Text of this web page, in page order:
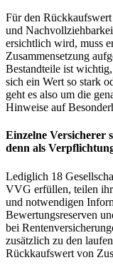
Für den
und
ersichtlich wird, muss
Zusammensetzung
Bestandteile ist
sich ein Wert so stark
geht es also um die
Hinweise auf
Einzelne Versicherer
denn als
Lediglich 18
VVG erfüllen, teilen
und notwendigen
Bewertungsreserven
bei
zusätzlich zu den
Rückkaufswert von